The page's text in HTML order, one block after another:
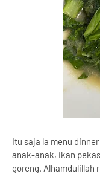
Itu saja la menu
anak-anak, ikan
goreng. Alhamdulillah